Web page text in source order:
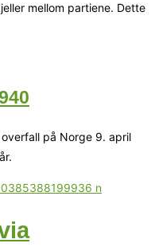
mellom partiene. Dette
på Norge 9. april